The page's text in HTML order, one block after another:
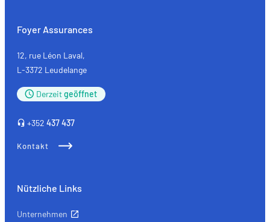
Foyer Assurances
12, rue Léon Laval,
L-3372 Leudelange
Derzeitgeöffnet
+352 437 437
Kontakt
Nützliche Links
Unternehmen